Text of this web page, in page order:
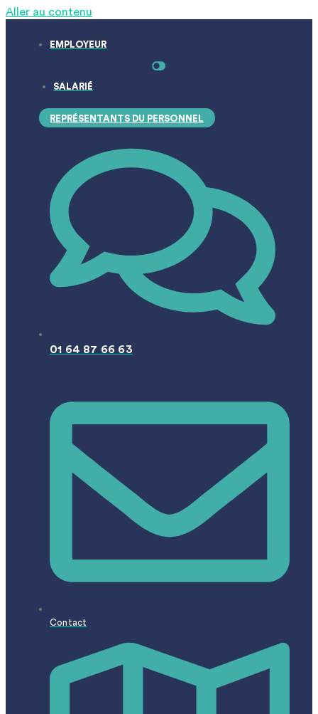
Aller au contenu
EMPLOYEUR
SALARIÉ
REPRÉSENTANTS DU PERSONNEL
01 64 87 66 63
Contact